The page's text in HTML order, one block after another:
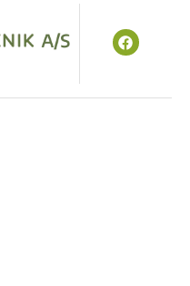
F
a
b